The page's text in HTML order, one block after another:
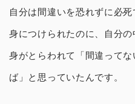
自分は間違いを恐れずに必
身につけられたのに、自分
身がとらわれて「間違って
ば」と思っていたんです。